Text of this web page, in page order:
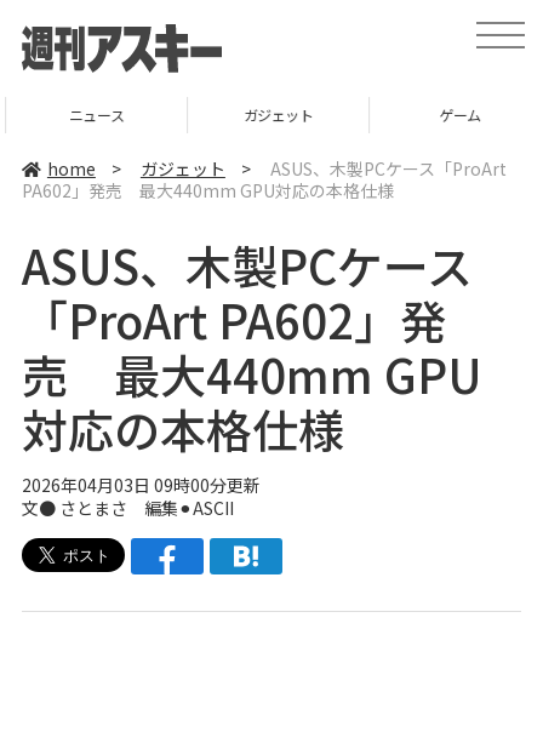
t
o
v
ニュース ガジェット ゲーム
home > ガジェット >
ASUS、木製PCケース「ProArt
PA602」発売 最大440mm GPU対応の本格仕様
ASUS、木製PCケース
「ProArt PA602」発
売 最大440mm GPU
対応の本格仕様
2026年04月03日 09時00分更新
文● さとまさ 編集⚫︎ASCII